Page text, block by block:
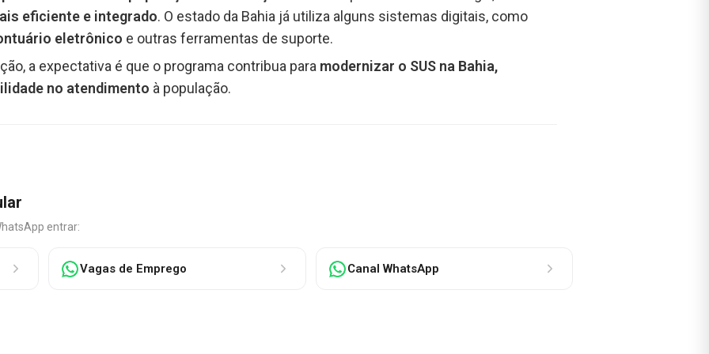
eficiente e integrado. O estado da Bahia já utiliza alguns sistemas digitais, como
eletrônico e outras ferramentas de suporte.
a expectativa é que o programa contribua para modernizar o SUS na Bahia,
no atendimento à população.
entrar:
Vagas de Emprego Canal WhatsApp